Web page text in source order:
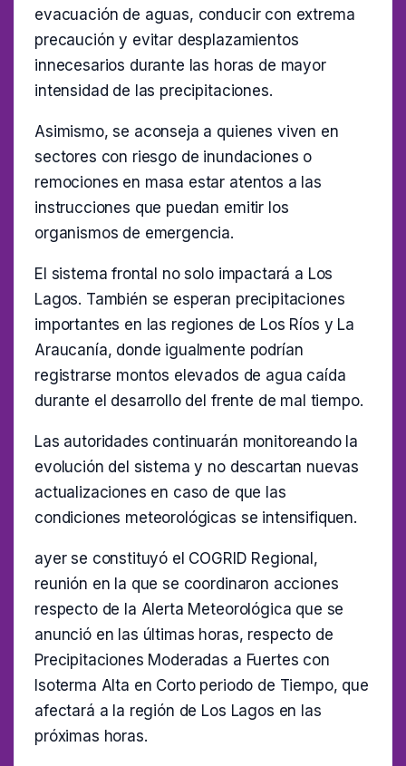
evacuación de aguas, conducir con extrema
precaución y evitar desplazamientos
innecesarios durante las horas de mayor
intensidad de las precipitaciones.
Asimismo, se aconseja a quienes viven en
sectores con riesgo de inundaciones o
remociones en masa estar atentos a las
instrucciones que puedan emitir los
organismos de emergencia.
El sistema frontal no solo impactará a Los
Lagos. También se esperan precipitaciones
importantes en las regiones de Los Ríos y La
Araucanía, donde igualmente podrían
registrarse montos elevados de agua caída
durante el desarrollo del frente de mal tiempo.
Las autoridades continuarán monitoreando la
evolución del sistema y no descartan nuevas
actualizaciones en caso de que las
condiciones meteorológicas se intensifiquen.
ayer se constituyó el COGRID Regional,
reunión en la que se coordinaron acciones
respecto de la Alerta Meteorológica que se
anunció en las últimas horas, respecto de
Precipitaciones Moderadas a Fuertes con
Isoterma Alta en Corto periodo de Tiempo, que
afectará a la región de Los Lagos en las
próximas horas.